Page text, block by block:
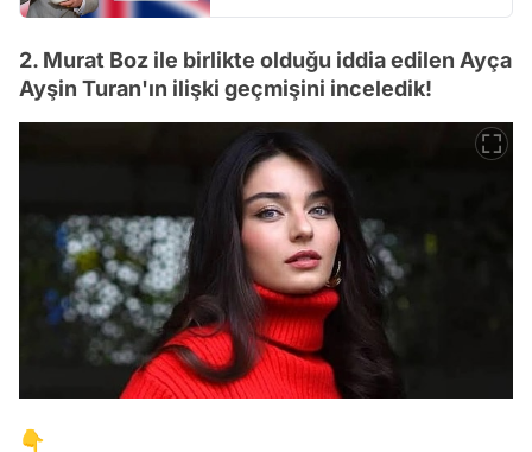
2. Murat Boz ile birlikte olduğu iddia edilen Ayça
Ayşin Turan'ın ilişki geçmişini inceledik!
👇